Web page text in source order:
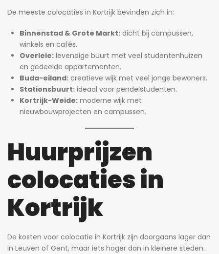
De meeste colocaties in Kortrijk bevinden zich in:
Binnenstad & Grote Markt: dicht bij campussen,
winkels en cafés.
Overleie: levendige buurt met veel studentenhuizen
en gedeelde appartementen.
Buda-eiland: creatieve wijk met veel jonge bewoners.
Stationsbuurt: ideaal voor pendelstudenten.
Kortrijk-Weide: moderne wijk met
nieuwbouwprojecten en campussen.
Huurprijzen
colocaties in
Kortrijk
De kosten voor colocatie in Kortrijk zijn doorgaans lager dan
in Leuven of Gent, maar iets hoger dan in kleinere steden.